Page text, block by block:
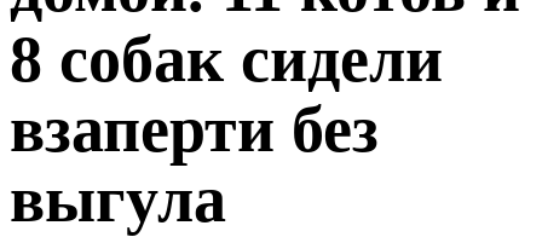
8 собак сидели
взаперти без
выгула